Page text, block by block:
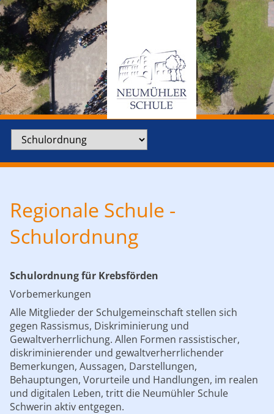
Regionale Schule -
Schulordnung
Schulordnung für Krebsförden
Vorbemerkungen
Alle Mitglieder der Schulgemeinschaft stellen sich
gegen Rassismus, Diskriminierung und
Gewaltverherrlichung. Allen Formen rassistischer,
diskriminierender und gewaltverherrlichender
Bemerkungen, Aussagen, Darstellungen,
Behauptungen, Vorurteile und Handlungen, im realen
und digitalen Leben, tritt die Neumühler Schule
Schwerin aktiv entgegen.